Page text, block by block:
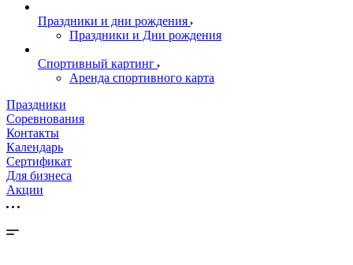
Праздники и дни рождения
Праздники и Дни рождения
Спортивный картинг
Аренда спортивного карта
Праздники
Соревнования
Контакты
Календарь
Сертификат
Для бизнеса
Акции